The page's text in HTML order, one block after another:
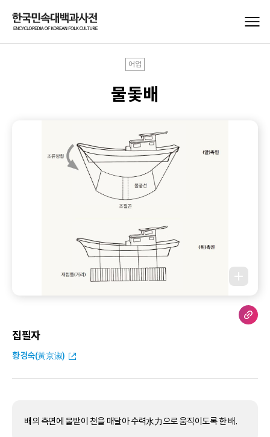
어업
물돛배
집필자
황경숙(黃京淑)
배의 측면에 물받이 천을 매달아 수력水力으로 움직이도록 한 배.